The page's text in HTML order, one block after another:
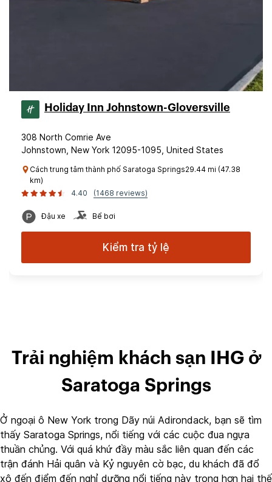
Holiday Inn Johnstown-Gloversville
308 North Comrie Ave
Johnstown, New York 12095-1095, United States
Cách trung tâm thành phố Saratoga Springs29.44 mi (47.38
km)
4.40
(1468 reviews)
Đậu xe Bể bơi
Kiểm tra tỷ lệ
Trải nghiệm khách sạn IHG ở
Saratoga Springs
Ở ngoại ô New York trong Dãy núi Adirondack, bạn sẽ tìm
thấy Saratoga Springs, nổi tiếng với các cuộc đua ngựa
thuần chủng. Với quá khứ đầy màu sắc liên quan đến các
trận đánh Hải quân và Kỷ nguyên cờ bạc, du khách đã đổ
xô đến điểm đến nghỉ dưỡng nổi tiếng này trong hơn hai thế